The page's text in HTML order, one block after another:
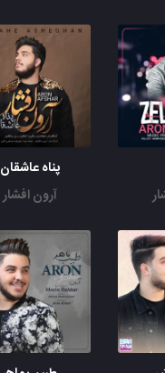
پناه عاشقان
آرون افشار